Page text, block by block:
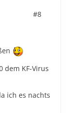
#8
dem KF-Virus
ich es nachts